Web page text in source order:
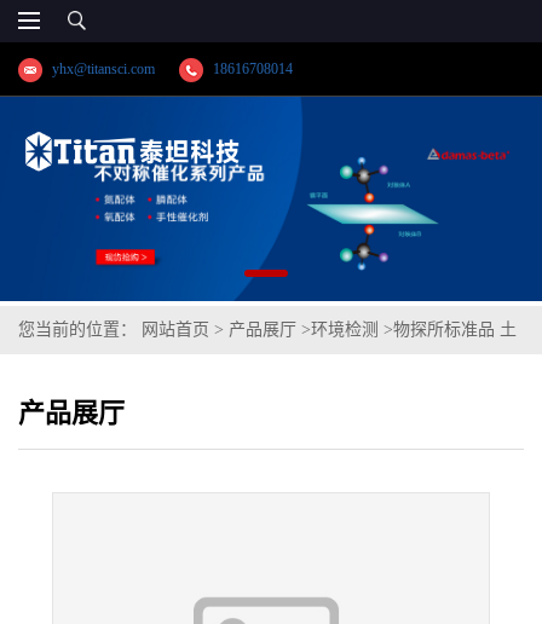
yhx@titansci.com 18616708014
您当前的位置： 网站首页 > 产品展厅 >环境检测 >物探所标准品 土
产品展厅